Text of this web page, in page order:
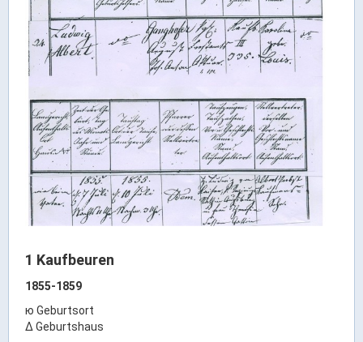
Bauflächen & Förderung
Öffnungszeiten / Terminvereinbarung
Kontakt
Internet Portale
Kaufbeuren Maps
Stadtrat & Verwaltung
Oberbürgermeister
1 Kaufbeuren
1855-1859
ю Geburtsort
Δ Geburtshaus